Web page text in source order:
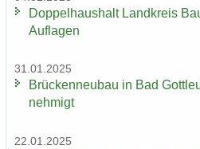
Dop­pel­haus­halt Land­kreis
Auf­la­gen
31.01.2025
Brü­cken­neu­bau in Bad
neh­migt
22.01.2025